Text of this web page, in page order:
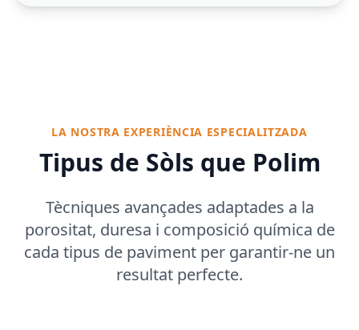
LA NOSTRA EXPERIÈNCIA ESPECIALITZADA
Tipus de Sòls que Polim
Tècniques avançades adaptades a la
porositat, duresa i composició química de
cada tipus de paviment per garantir-ne un
resultat perfecte.